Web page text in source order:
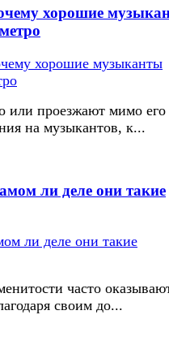
хорошие
или проезжают мимо его
на музыкантов, к...
ли деле они такие
часто
своим до...